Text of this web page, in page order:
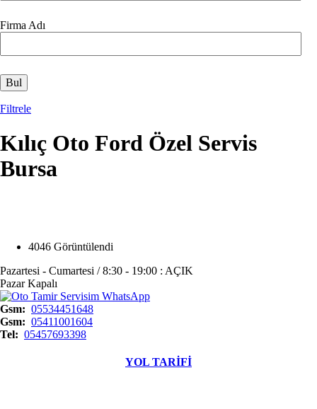
Firma Adı
Filtrele
Kılıç Oto Ford Özel Servis
Bursa
4046 Görüntülendi
Pazartesi - Cumartesi / 8:30 - 19:00 : AÇIK
Pazar Kapalı
Gsm
05534451648
Gsm
05411001604
Tel
05457693398
YOL TARİFİ